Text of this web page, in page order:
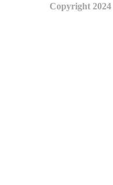
Copyright 2024